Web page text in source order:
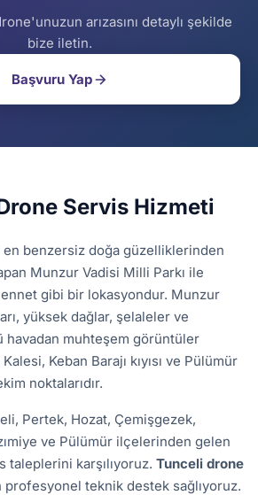
arızasını detaylı şekilde
bize iletin.
Başvuru Yap
Servis Hizmeti
benzersiz doğa güzelliklerinden
Munzur Vadisi Milli Parkı ile
gibi bir lokasyondur. Munzur
yüksek dağlar, şelaleler ve
havadan muhteşem görüntüler
Keban Barajı kıyısı ve Pülümür
noktalarıdır.
Pertek, Hozat, Çemişgezek,
ve Pülümür ilçelerinden gelen
taleplerini karşılıyoruz. Tunceli drone
profesyonel teknik destek sağlıyoruz.